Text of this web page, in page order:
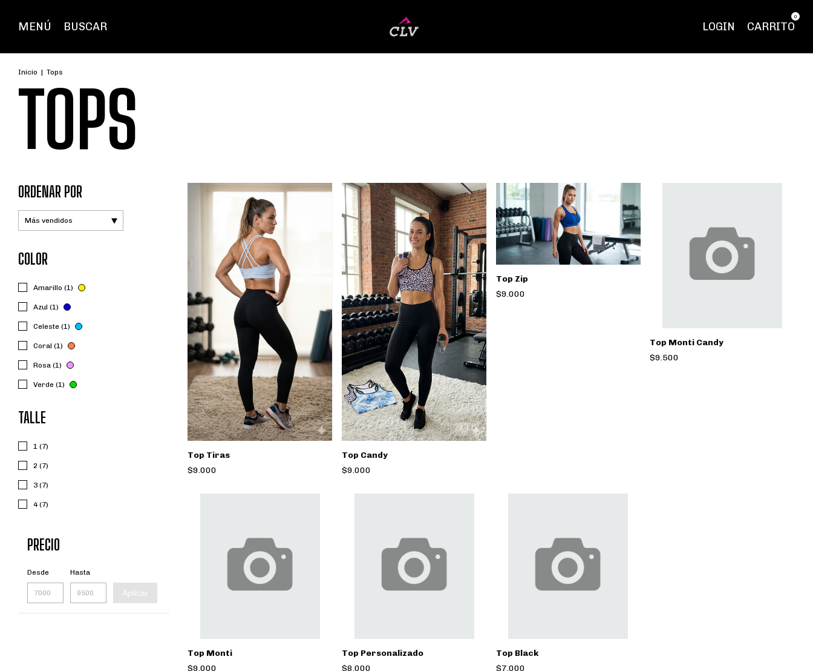
MENÚ BUSCAR LOGIN CARRITO
0
Inicio | Tops
TOPS
ORDENAR POR
COLOR
Amarillo (1)
Azul (1)
Celeste (1)
Coral (1)
Rosa (1)
Verde (1)
TALLE
1 (7)
2 (7)
3 (7)
4 (7)
PRECIO
Desde Hasta
Aplicar
Top Tiras
$9.000
Top Candy
$9.000
Top Zip
$9.000
Top Monti Candy
$9.500
Top Monti
$9.000
Top Personalizado
$8.000
Top Black
$7.000